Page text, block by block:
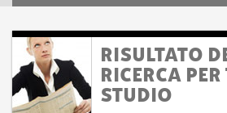
RISULTATO
RICERCA
STUDIO